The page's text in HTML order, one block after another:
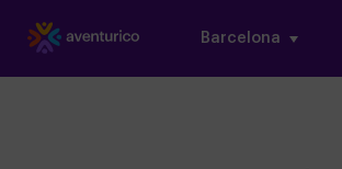
Barcelona